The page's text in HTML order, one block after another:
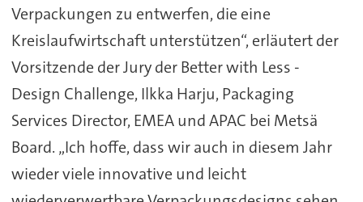
Verpackungen zu entwerfen, die eine
Kreislaufwirtschaft unterstützen“, erläutert der
Vorsitzende der Jury der Better with Less -
Design Challenge, Ilkka Harju, Packaging
Services Director, EMEA und APAC bei Metsä
Board. „Ich hoffe, dass wir auch in diesem Jahr
wieder viele innovative und leicht